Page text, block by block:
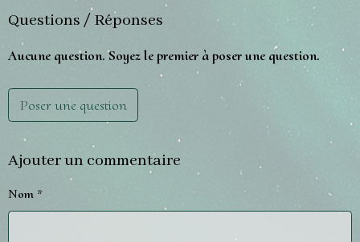
Questions / Réponses
Aucune question. Soyez le premier à poser une question.
Poser une question
Ajouter un commentaire
Nom